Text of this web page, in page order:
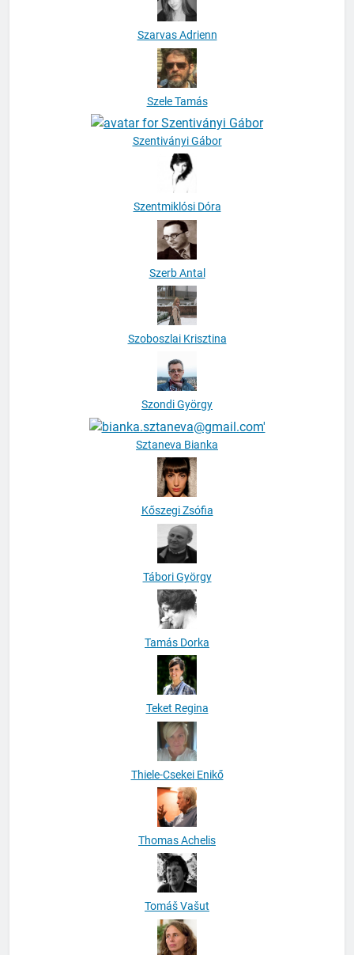
Szarvas Adrienn
Szele Tamás
Szentiványi Gábor
Szentmiklósi Dóra
Szerb Antal
Szoboszlai Krisztina
Szondi György
Sztaneva Bianka
Kőszegi Zsófia
Tábori György
Tamás Dorka
Teket Regina
Thiele-Csekei Enikő
Thomas Achelis
Tomáš Vašut